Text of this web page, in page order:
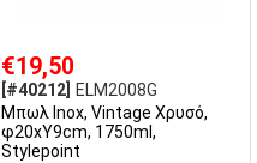
€19,50
[#40212]
ELM2008G
Μπωλ Inox, Vintage Χρυσό,
φ20xΥ9cm, 1750ml,
Stylepoint